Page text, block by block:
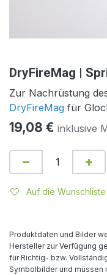
DryFireMag |
Zur Nachrüstung
DryFireMag für
19,08 € inklusive
Auf die Wunschliste
Produktdaten und Bilder
Hersteller zur Verfügung
für Richtig- bzw.
Symbolbilder und müssen